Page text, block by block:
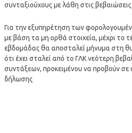
συνταξιούχους με λάθη στις
Για την εξυπηρέτηση των
με βάση τα μη ορθά στοιχεία, μέχρι το
εβδομάδας θα αποσταλεί μήνυμα στη
ότι έχει σταλεί από το ΓΛΚ νεότερη
συντάξεων, προκειμένου να προβούν σε
δήλωσης